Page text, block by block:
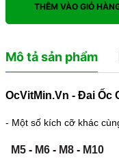
THÊM VÀO GIỎ
Mô tả sản phẩm
OcVitMin.Vn - Đai Ốc
- Một số kích cỡ khác
M5- M6- M8- M10